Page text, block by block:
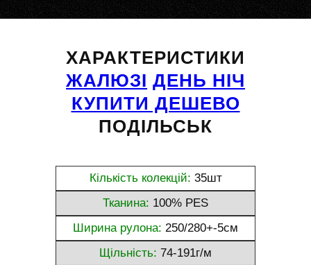
ХАРАКТЕРИСТИКИ
ЖАЛЮЗІ ДЕНЬ НІЧ
КУПИТИ ДЕШЕВО
ПОДІЛЬСЬК
Кількість колекцій: 35шт
Тканина: 100% PES
Ширина рулона: 250/280+-5см
Щільність: 74-191г/м